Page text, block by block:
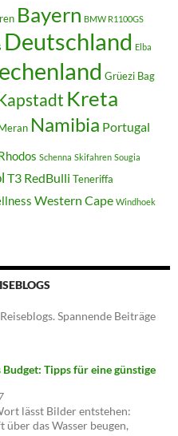
Bayern BMW R1100GS
Deutschland Elba
Grüezi Bag
Kreta
Namibia Portugal
Schenna Skifahren Sougia
T3 RedBulli Teneriffa
Western Cape Windhoek
Spannende Beiträge
Tipps für eine günstige
lässt Bilder entstehen:
über das Wasser beugen,